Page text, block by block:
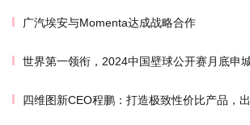
广汽埃安与Momenta达成战略合作
世界第一领衔，2024中国壁球公开赛月底申
四维图新CEO程鹏：打造极致性价比产品，